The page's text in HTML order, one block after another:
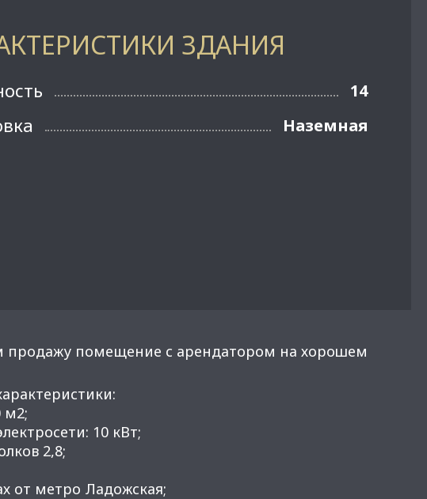
ЗДАНИЯ
14
Наземная
продажу помещение с арендатором на хорошем
м2;
10 кВт;
2,8;
от метро Ладожская;